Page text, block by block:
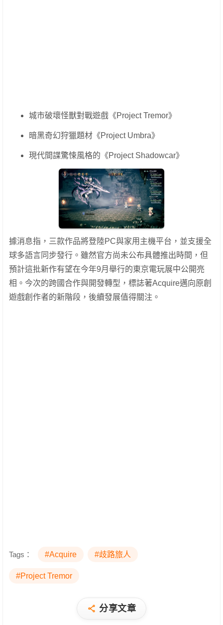
城市破壞怪獸對戰遊戲《Project Tremor》
暗黑奇幻狩獵題材《Project Umbra》
現代間諜驚悚風格的《Project Shadowcar》
據消息指，三款作品將登陸PC與家用主機平台，並支援全
球多語言同步發行。雖然官方尚未公布具體推出時間，但
預計這批新作有望在今年9月舉行的東京電玩展中公開亮
相。今次的跨國合作與開發轉型，標誌著Acquire邁向原創
遊戲創作者的新階段，後續發展值得關注。
Tags： #Acquire #歧路旅人
#Project Tremor
分享文章